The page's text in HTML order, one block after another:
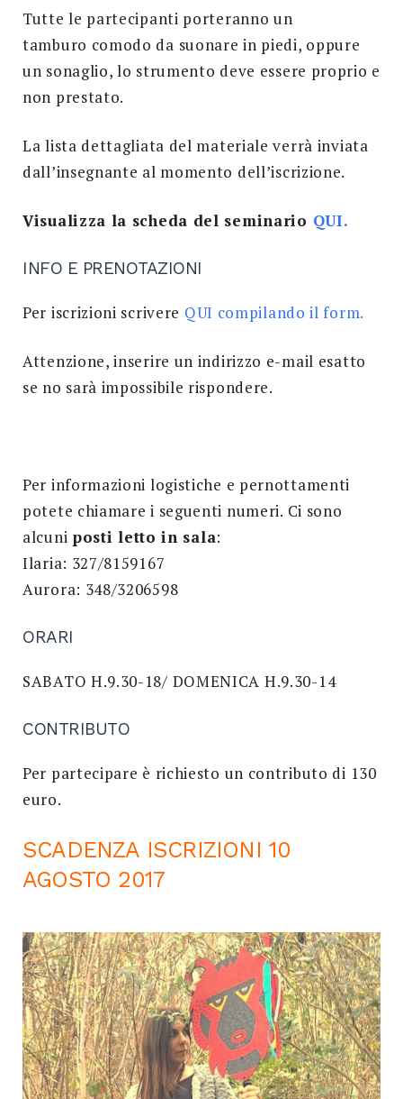
Tutte le partecipanti porteranno un
tamburo comodo da suonare in piedi, oppure
un sonaglio, lo strumento deve essere proprio e
non prestato.
La lista dettagliata del materiale verrà inviata
dall’insegnante al momento dell’iscrizione.
Visualizza la scheda del seminario QUI.
INFO E PRENOTAZIONI
Per iscrizioni scrivere QUI compilando il form.
Attenzione, inserire un indirizzo e-mail esatto
se no sarà impossibile rispondere.
Per informazioni logistiche e pernottamenti
potete chiamare i seguenti numeri. Ci sono
alcuni posti letto in sala:
Ilaria: 327/8159167
Aurora: 348/3206598
ORARI
SABATO H.9.30-18/ DOMENICA H.9.30-14
CONTRIBUTO
Per partecipare è richiesto un contributo di 130
euro.
SCADENZA ISCRIZIONI 10
AGOSTO 2017